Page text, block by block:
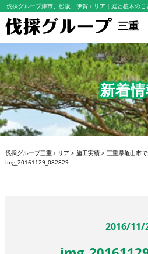
伐採グループ津市、松阪、伊賀エリア ｜庭と植木の
三重
新着
伐採グループ三重エリア > 施工実績> 三重県亀山市で
img_20161129_082829
2016/11/